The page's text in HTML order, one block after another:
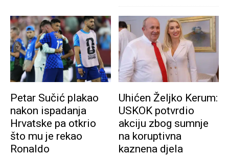
Petar Sučić plakao
nakon ispadanja
Hrvatske pa otkrio
što mu je rekao
Ronaldo
Uhićen Željko Kerum:
USKOK potvrdio
akciju zbog sumnje
na koruptivna
kaznena djela